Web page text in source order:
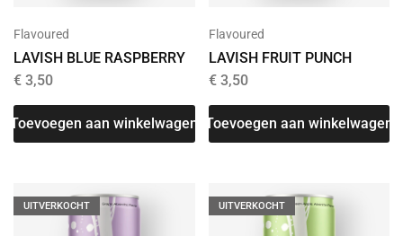
Flavoured
LAVISH BLUE RASPBERRY
€ 3,50
Toevoegen aan winkelwagen
Flavoured
LAVISH FRUIT PUNCH
€3,50
Toevoegen aan winkelwagen
UITVERKOCHT UITVERKOCHT